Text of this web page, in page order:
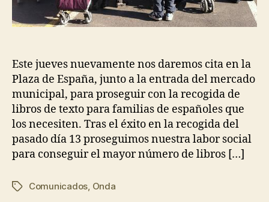
Este jueves nuevamente nos daremos cita en la
Plaza de España, junto a la entrada del mercado
municipal, para proseguir con la recogida de
libros de texto para familias de españoles que
los necesiten. Tras el éxito en la recogida del
pasado día 13 proseguimos nuestra labor social
para conseguir el mayor número de libros […]
Comunicados, Onda